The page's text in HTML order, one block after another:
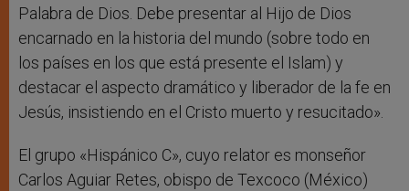
Palabra de Dios. Debe presentar al Hijo de Dios
encarnado en la historia del mundo (sobre todo en
los países en los que está presente el Islam) y
destacar el aspecto dramático y liberador de la fe en
Jesús, insistiendo en el Cristo muerto y resucitado».
El grupo «Hispánico C», cuyo relator es monseñor
Carlos Aguiar Retes, obispo de Texcoco (México)